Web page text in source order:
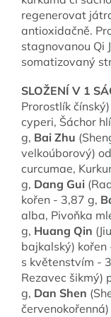
regenerovat
antioxidačně.
stagnovanou Qi
somatizovaný
SLOŽENÍ V 1
Prorostlík
cyperi, Šáchor
g, Bai Zhu
velkoúborový)
curcumae,
g, Dang Gui
kořen - 3,87 g,
alba, Pivoňka
g, Huang Qin
bajkalský) kořen
s květenstvím -
Rezavec šikmý)
g, Dan Shen